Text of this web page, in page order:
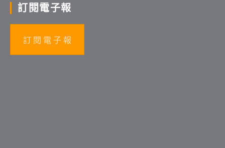
訂閱電子報
訂 閱 電 子 報